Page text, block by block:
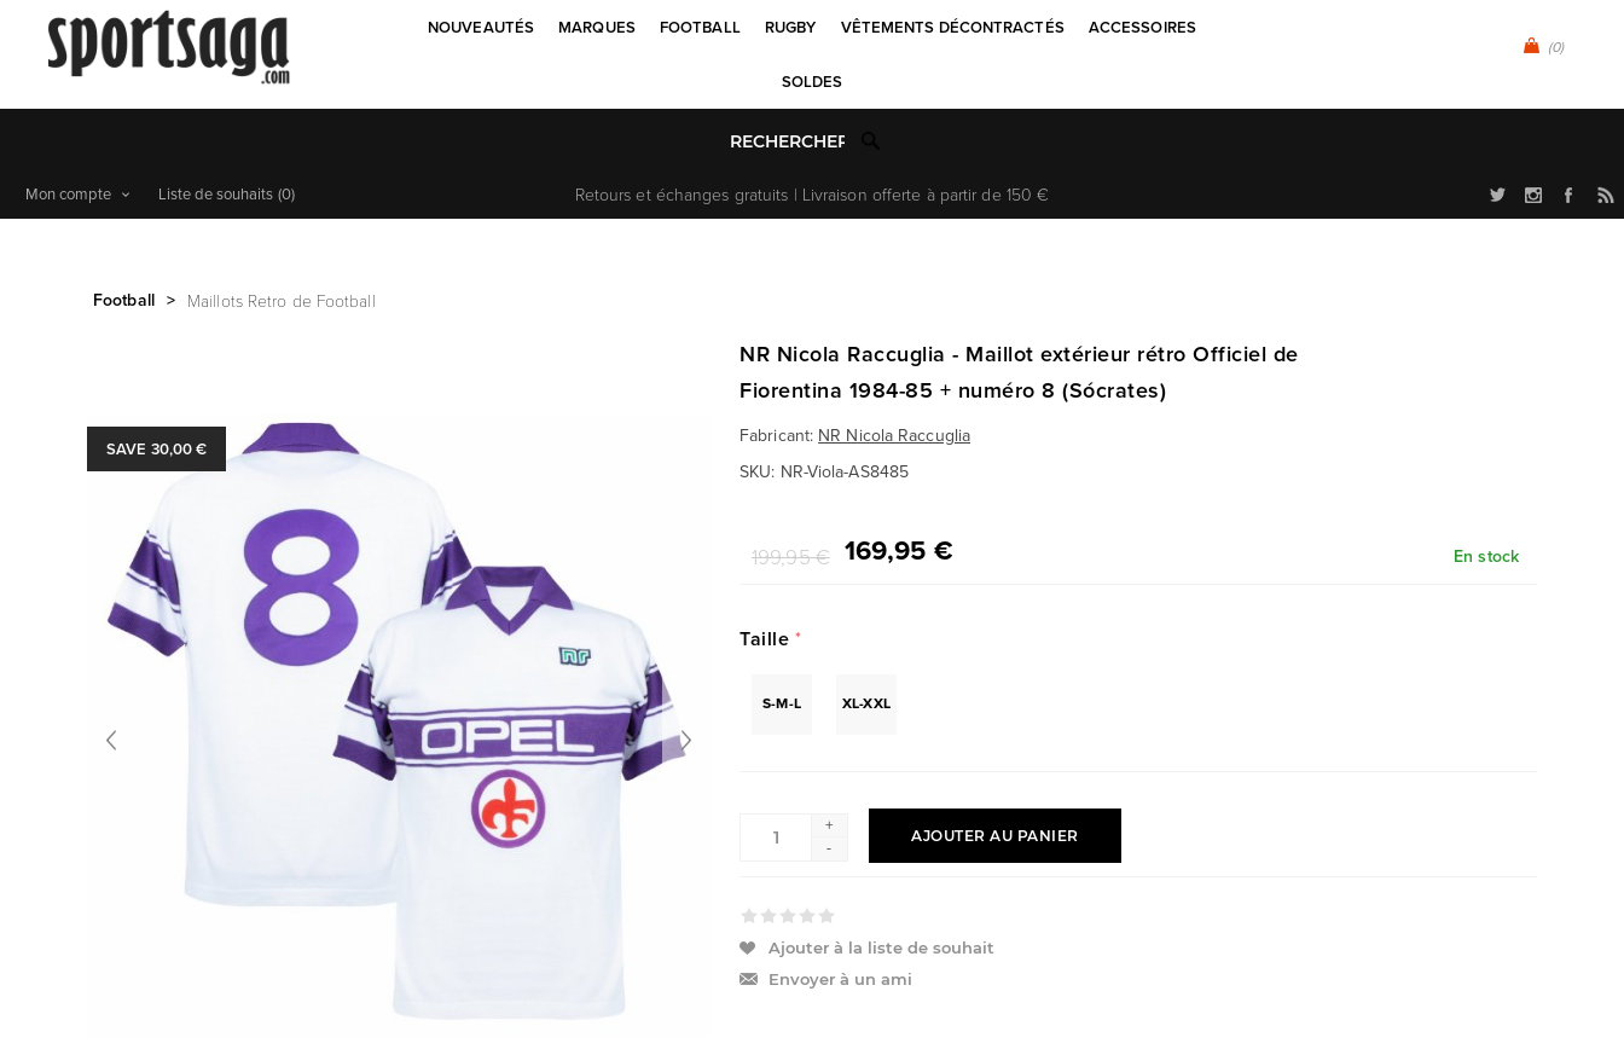
(0)
NOUVEAUTÉS MARQUES FOOTBALL RUGBY VÊTEMENTS DÉCONTRACTÉS ACCESSOIRES
SOLDES
Retours et échanges gratuits | Livraison offerte à partir de 150 €
Mon compte Liste de souhaits (0)
Football > Maillots Retro de Football
SAVE 30,00 €
NR Nicola Raccuglia - Maillot extérieur rétro Officiel de
Fiorentina 1984-85 + numéro 8 (Sócrates)
Fabricant: NR Nicola Raccuglia
SKU: NR-Viola-AS8485
199,95 € 169,95 € En stock
Taille *
S-M-L XL-XXL
+
-
AJOUTER AU PANIER
Ajouter à la liste de souhait
Envoyer à un ami